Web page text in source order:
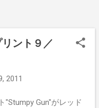
ント９／
2011
"Stumpy Gun"がレッド